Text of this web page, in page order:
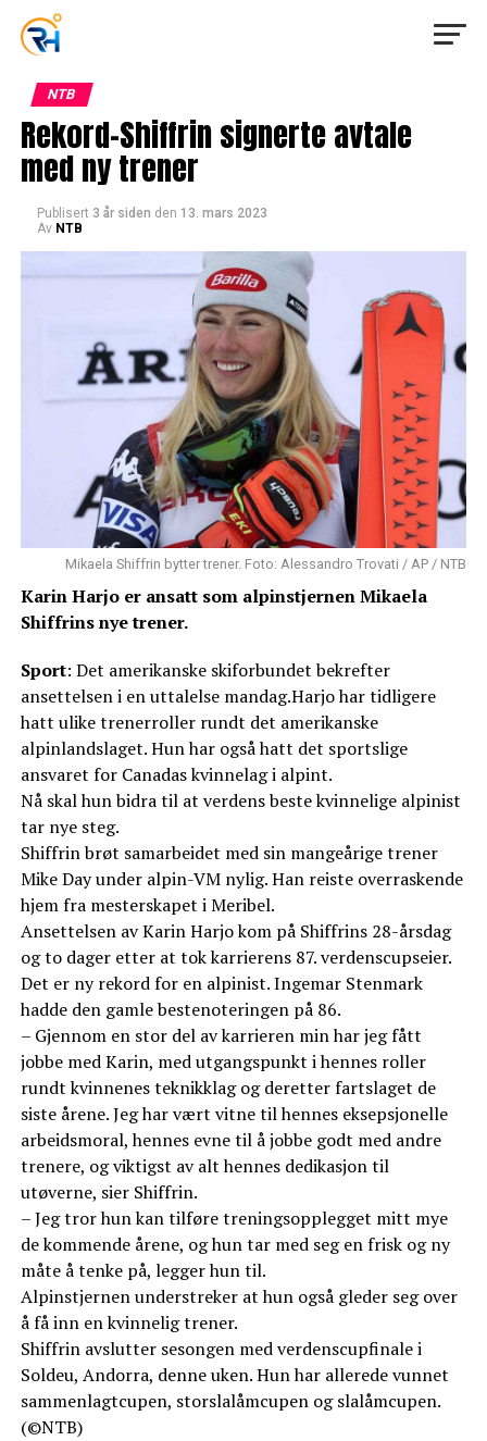
NTB
Rekord-Shiffrin signerte avtale
med ny trener
Publisert 3 år siden den 13. mars 2023
Av NTB
Mikaela Shiffrin bytter trener. Foto: Alessandro Trovati / AP / NTB
Karin Harjo er ansatt som alpinstjernen Mikaela
Shiffrins nye trener.
Sport: Det amerikanske skiforbundet bekrefter
ansettelsen i en uttalelse mandag.Harjo har tidligere
hatt ulike trenerroller rundt det amerikanske
alpinlandslaget. Hun har også hatt det sportslige
ansvaret for Canadas kvinnelag i alpint.
Nå skal hun bidra til at verdens beste kvinnelige alpinist
tar nye steg.
Shiffrin brøt samarbeidet med sin mangeårige trener
Mike Day under alpin-VM nylig. Han reiste overraskende
hjem fra mesterskapet i Meribel.
Ansettelsen av Karin Harjo kom på Shiffrins 28-årsdag
og to dager etter at tok karrierens 87. verdenscupseier.
Det er ny rekord for en alpinist. Ingemar Stenmark
hadde den gamle bestenoteringen på 86.
– Gjennom en stor del av karrieren min har jeg fått
jobbe med Karin, med utgangspunkt i hennes roller
rundt kvinnenes teknikklag og deretter fartslaget de
siste årene. Jeg har vært vitne til hennes eksepsjonelle
arbeidsmoral, hennes evne til å jobbe godt med andre
trenere, og viktigst av alt hennes dedikasjon til
utøverne, sier Shiffrin.
– Jeg tror hun kan tilføre treningsopplegget mitt mye
de kommende årene, og hun tar med seg en frisk og ny
måte å tenke på, legger hun til.
Alpinstjernen understreker at hun også gleder seg over
å få inn en kvinnelig trener.
Shiffrin avslutter sesongen med verdenscupfinale i
Soldeu, Andorra, denne uken. Hun har allerede vunnet
sammenlagtcupen, storslalåmcupen og slalåmcupen.
(©NTB)